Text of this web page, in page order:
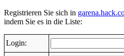
Registrieren Sie sich in
indem Sie es in die Liste:
Login: